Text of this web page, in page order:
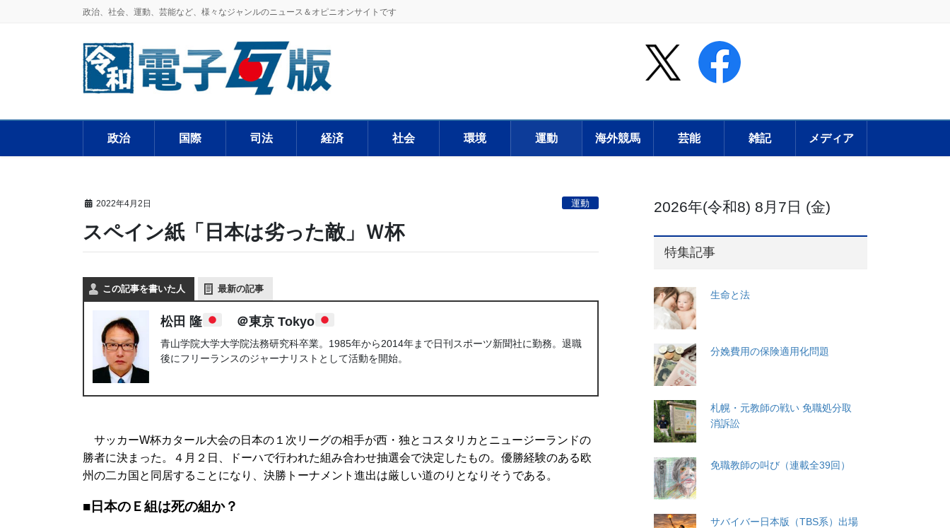
政治、社会、運動、芸能など、様々なジャンルのニュース＆オピニオンサイトです
政治 国際 司法 経済 社会 環境 運動 海外競馬 芸能 雑記 メディア
2022年4月2日 運動
スペイン紙「日本は劣った敵」Ｗ杯
この記事を書いた人 最新の記事
松田 隆 ＠東京 Tokyo
青山学院大学大学院法務研究科卒業。1985年から2014年まで日刊スポーツ新聞社に勤務。退職
後にフリーランスのジャーナリストとして活動を開始。
サッカーW杯カタール大会の日本の１次リーグの相手が西・独とコスタリカとニュージーランドの
勝者に決まった。４月２日、ドーハで行われた組み合わせ抽選会で決定したもの。優勝経験のある欧
州の二カ国と同居することになり、決勝トーナメント進出は厳しい道のりとなりそうである。
■日本のＥ組は死の組か？
2026年(令和8) 8月7日 (金)
特集記事
生命と法
分娩費用の保険適用化問題
札幌・元教師の戦い 免職処分取
消訴訟
免職教師の叫び（連載全39回）
サバイバー日本版（TBS系）出場